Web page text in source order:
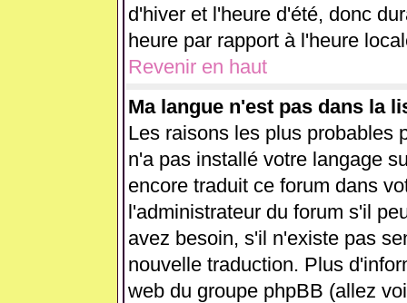
d'hiver et l'heure d'été, donc
heure par rapport à l'heure
Revenir en haut
Ma langue n'est pas dans la
Les raisons les plus probables
n'a pas installé votre langage
encore traduit ce forum dans
l'administrateur du forum s'il
avez besoin, s'il n'existe pas
nouvelle traduction. Plus
web du groupe phpBB (allez